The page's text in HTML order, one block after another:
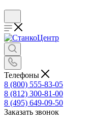
Телефоны
8 (800) 555-83-05
8 (812) 300-81-00
8 (495) 649-09-50
Заказать звонок